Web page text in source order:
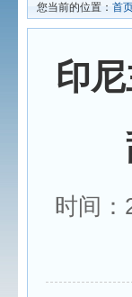
您当前的位置： 首
印
时间：